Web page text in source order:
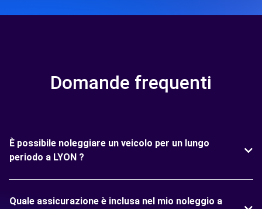
Domande frequenti
È possibile noleggiare un veicolo per un lungo
periodo a LYON ?
Quale assicurazione è inclusa nel mio noleggio a